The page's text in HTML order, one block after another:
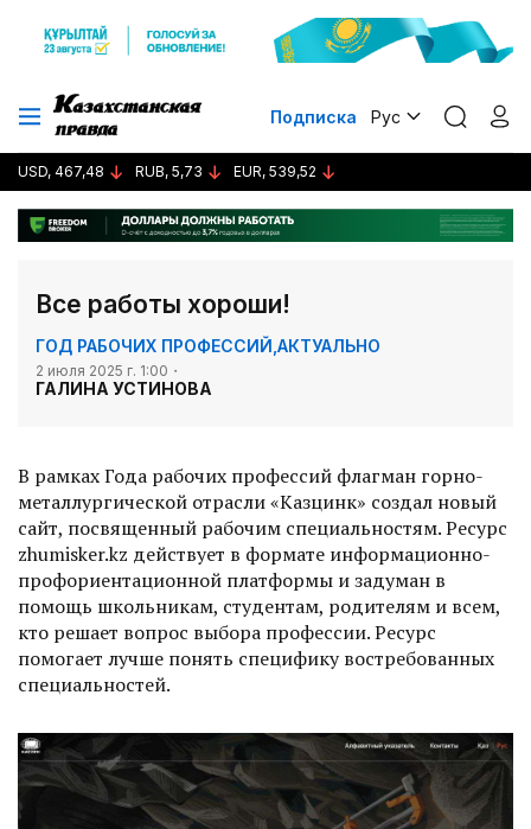
Подписка Рус
USD, 467,48 RUB, 5,73 EUR, 539,52
Все работы хороши!
ГОД РАБОЧИХ ПРОФЕССИЙ АКТУАЛЬНО
2 июля 2025 г. 1:00
ГАЛИНА УСТИНОВА
В рамках Года рабочих профессий флагман горно-
металлургической отрасли «Казцинк» создал новый
сайт, посвященный рабочим специальностям. Ресурс
zhumisker.kz действует в формате информационно-
профориентационной платформы и задуман в
помощь школьникам, студентам, родителям и всем,
кто решает вопрос выбора профессии. Ресурс
помогает лучше понять специфику востребованных
специальностей.